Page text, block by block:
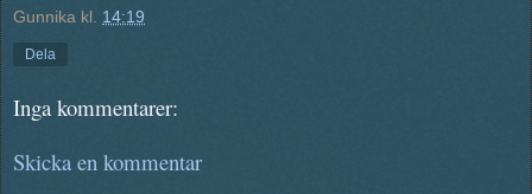
Gunnika kl. 14:19
Dela
Inga kommentarer:
Skicka en kommentar